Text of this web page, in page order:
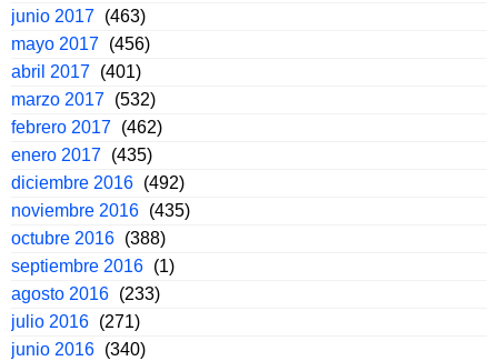
junio 2017 (463)
mayo 2017 (456)
abril 2017 (401)
marzo 2017 (532)
febrero 2017 (462)
enero 2017 (435)
diciembre 2016 (492)
noviembre 2016 (435)
octubre 2016 (388)
septiembre 2016 (1)
agosto 2016 (233)
julio 2016 (271)
junio 2016 (340)